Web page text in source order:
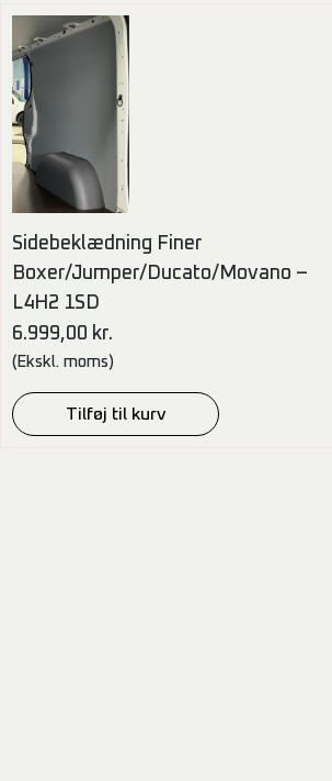
Sidebeklædning Finer
Boxer/Jumper/Ducato/Movano –
L4H2 1SD
6.999,00 kr.
(Ekskl. moms)
Tilføj til kurv